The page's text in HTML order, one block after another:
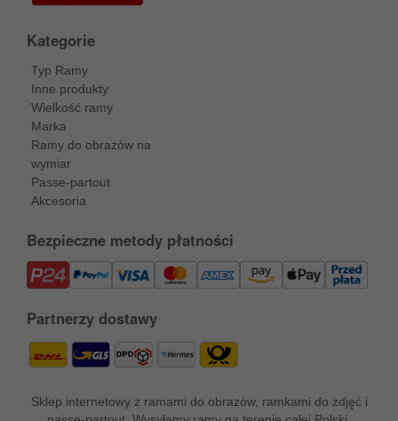
Kategorie
Typ Ramy
Inne produkty
Wielkość ramy
Marka
Ramy do obrazów na
wymiar
Passe-partout
Akcesoria
Bezpieczne metody płatności
Partnerzy dostawy
Sklep internetowy z ramami do obrazów, ramkami do zdjęć i